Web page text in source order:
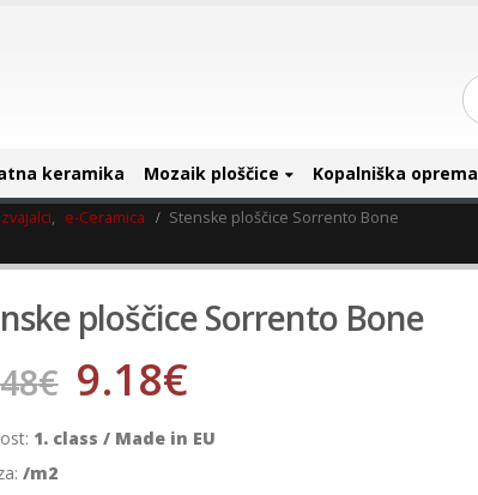
keramika Mozaik ploščice Kopalniška oprema
, e-Ceramica Stenske ploščice Sorrento Bone
ploščice Sorrento Bone
€ 9.18€
1. class / Made in EU
/m2